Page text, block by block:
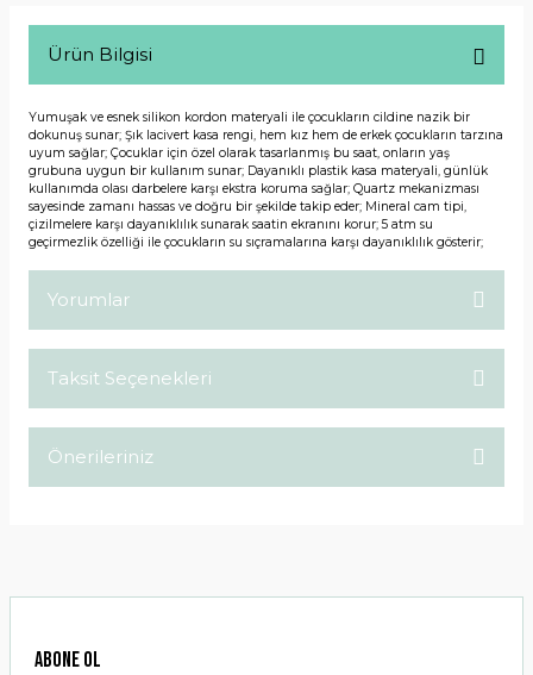
Ürün Bilgisi
Yumuşak ve esnek silikon kordon materyali ile çocukların cildine nazik bir
dokunuş sunar; Şık lacivert kasa rengi, hem kız hem de erkek çocukların tarzına
uyum sağlar; Çocuklar için özel olarak tasarlanmış bu saat, onların yaş
grubuna uygun bir kullanım sunar; Dayanıklı plastik kasa materyali, günlük
kullanımda olası darbelere karşı ekstra koruma sağlar; Quartz mekanizması
sayesinde zamanı hassas ve doğru bir şekilde takip eder; Mineral cam tipi,
çizilmelere karşı dayanıklılık sunarak saatin ekranını korur; 5 atm su
geçirmezlik özelliği ile çocukların su sıçramalarına karşı dayanıklılık gösterir;
Yorumlar
Taksit Seçenekleri
Önerileriniz
Ürün resmi kalitesiz, bozuk veya görüntülenemiyor.
ABONE OL